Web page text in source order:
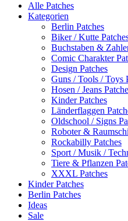
Alle Patches
Kategorien
Berlin Patches
Biker / Kutte
Buchstaben &
Comic Charakter
Design Patches
Guns / Tools / Toys
Hosen / Jeans
Kinder Patches
Länderflaggen
Oldschool / Signs
Roboter &
Rockabilly Patches
Sport / Musik /
Tiere & Pflanzen
XXXL Patches
Kinder Patches
Berlin Patches
Ideas
Sale